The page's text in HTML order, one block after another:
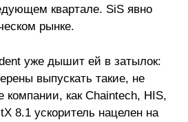
квартале. SiS явно
рынке.
уже дышит ей в затылок:
выпускать такие, не
как Chaintech, HIS,
8.1 ускоритель нацелен на